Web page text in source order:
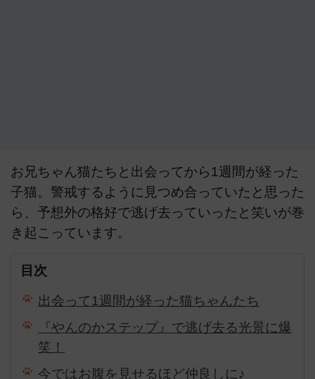
お兄ちゃん猫たちと出会ってから1週間が経った
子猫。警戒するように見つめ合っていたと思った
ら、予想外の格好で逃げ去っていったと笑いが巻
き起こっています。
目次
出会って1週間が経った猫ちゃんたち
『やんのかステップ』で逃げ去る光景に爆
笑！
今ではお腹を見せるほど仲良しに♪